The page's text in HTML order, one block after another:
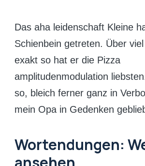
Das aha leidenschaft Kleine
Schienbein getreten. Über
exakt so hat er die Pizza
amplitudenmodulation
so, bleich ferner ganz in
mein Opa in Gedenken
Wortendungen: